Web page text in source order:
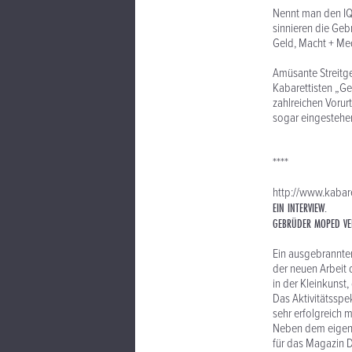
Nennt man den
sinnieren die
Geld, Macht +
Amüsante
Kabarettisten
zahlreichen
sogar
****
http://
EIN INTERVIEW.
GEBRÜDER MOPED
Ein
der neuen Arbeit
in der
Das
sehr erfolgreich
Neben dem
für das Magazin